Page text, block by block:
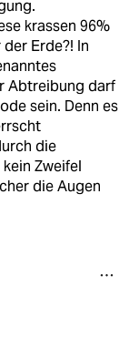
krassen 96%
Erde?! In
Abtreibung darf
sein. Denn es
die
Zweifel
die Augen